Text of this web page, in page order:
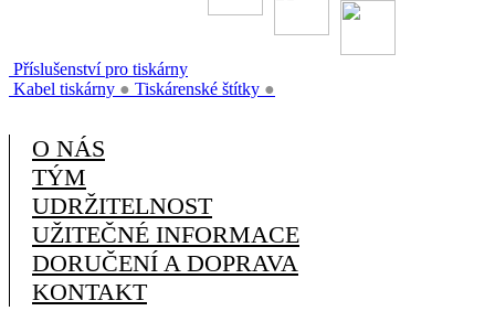
Příslušenství pro tiskárny
Kabel tiskárny ● Tiskárenské štítky ●
O NÁS
TÝM
UDRŽITELNOST
UŽITEČNÉ INFORMACE
DORUČENÍ A DOPRAVA
KONTAKT